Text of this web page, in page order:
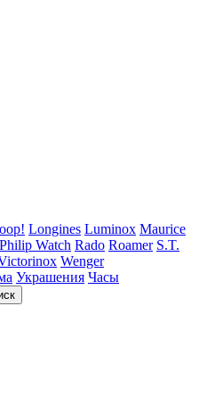
Longines Luminox Maurice
Philip Watch Rado Roamer S.T.
Wenger
Украшения Часы